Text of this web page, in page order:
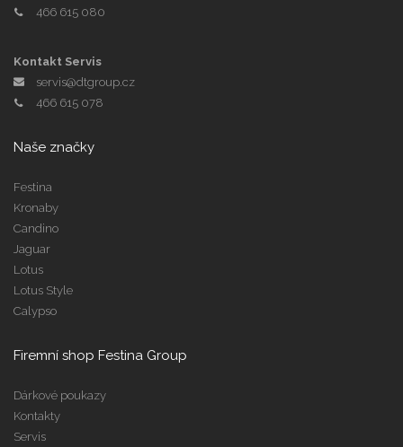
466 615 080
Kontakt Servis
servis@dtgroup.cz
466 615 078
Naše značky
Festina
Kronaby
Candino
Jaguar
Lotus
Lotus Style
Calypso
Firemní shop Festina Group
Dárkové poukazy
Kontakty
Servis